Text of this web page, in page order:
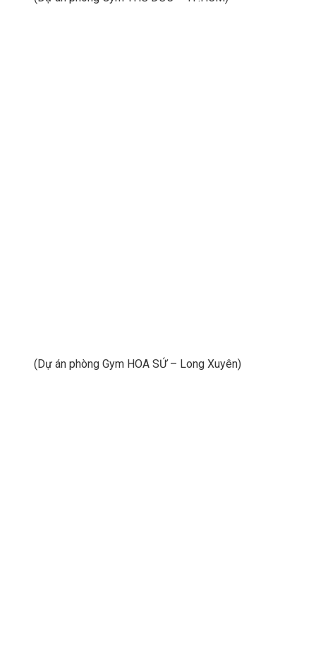
(Dự án phòng Gym HOA SỨ – Long Xuyên)